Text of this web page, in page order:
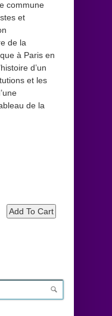
commune
et
de la
à Paris en
d’un
et les
de la